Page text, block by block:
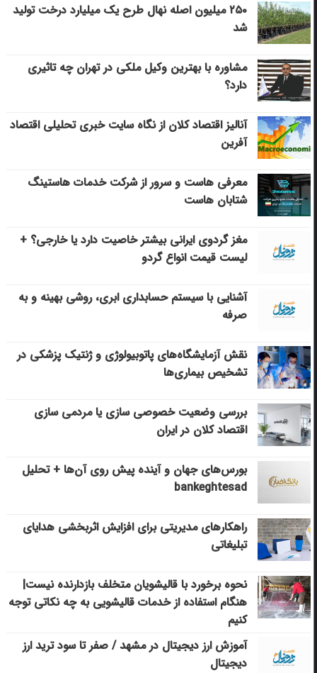
۲۵۰ میلیون اصله نهال طرح یک میلیارد درخت تولید
شد
مشاوره با بهترین وکیل ملکی در تهران چه تاثیری
دارد؟
آنالیز اقتصاد کلان از نگاه سایت خبری تحلیلی اقتصاد
آفرین
معرفی هاست و سرور از شرکت خدمات هاستینگ
شتابان هاست
مغز گردوی ایرانی بیشتر خاصیت دارد یا خارجی؟ +
لیست قیمت انواع گردو
آشنایی با سیستم حسابداری ابری، روشی بهینه و به
صرفه
نقش آزمایشگاه‌های پاتوبیولوژی و ژنتیک پزشکی در
تشخیص بیماری‌ها
بررسی وضعیت خصوصی سازی یا مردمی سازی
اقتصاد کلان در ایران
بورس‌های جهان و آینده پیش روی آن‌ها + تحلیل
bankeghtesad
راهکارهای مدیریتی برای افزایش اثربخشی هدایای
تبلیغاتی
نحوه برخورد با قالیشویان متخلف بازدارنده نیست|
هنگام استفاده از خدمات قالیشویی به چه نکاتی توجه
کنیم
آموزش ارز دیجیتال در مشهد / صفر تا سود ترید ارز
دیجیتال